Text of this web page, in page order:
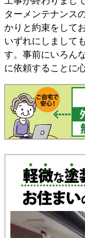
ターメンテナンス
かりと約束をして
いずれにしまして
す。事前にいろん
に依頼することに